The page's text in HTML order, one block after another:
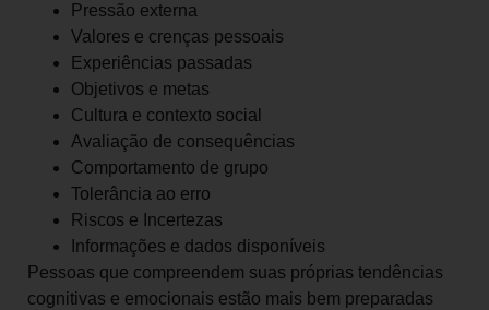
Pressão externa
Valores e crenças pessoais
Experiências passadas
Objetivos e metas
Cultura e contexto social
Avaliação de consequências
Comportamento de grupo
Tolerância ao erro
Riscos e Incertezas
Informações e dados disponíveis
Pessoas que compreendem suas próprias tendências
cognitivas e emocionais estão mais bem preparadas